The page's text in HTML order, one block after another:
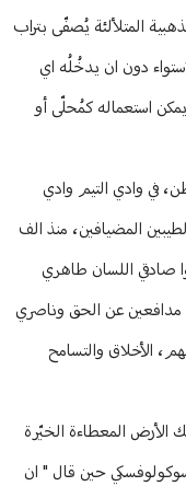
المتلألئة يُصفّى بتراب
دون ان يدخُلُه اي
استعماله كمُحلّى أو
في وادي التيم وادي
المضيافين، منذ الف
صادقي اللسان طاهري
مدافعين عن الحق وناصري
الأخلاق والتسامح
الأرض المعطاءة الخيّرة
حين قال " ان